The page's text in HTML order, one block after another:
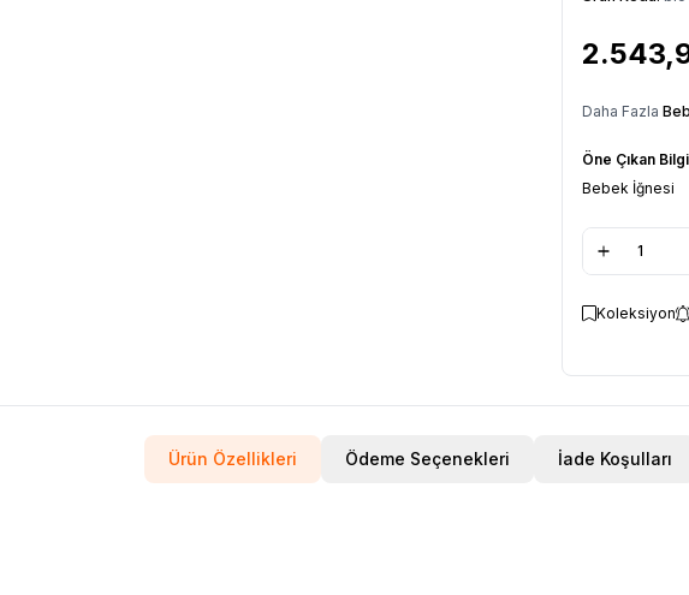
Daha Fazla
Öne Çıkan
Bebek İğnesi
Koleksiyon
Ürün Özellikleri Ödeme Seçenekleri İade Koşulları